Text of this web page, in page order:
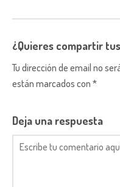
¿Quieres compartir
Tu dirección de email no
están marcados con *
Deja una respuesta